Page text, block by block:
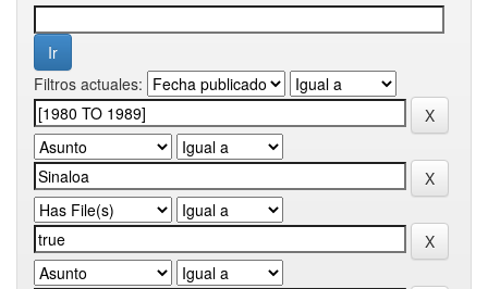
Filtros actuales: